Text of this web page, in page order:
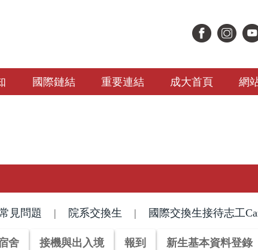
國際鏈結 重要連結 成大首頁 網
見問題 | 院系交換生 | 國際交換生接待志工
舍 接機與出入境 報到 新生基本資料登錄